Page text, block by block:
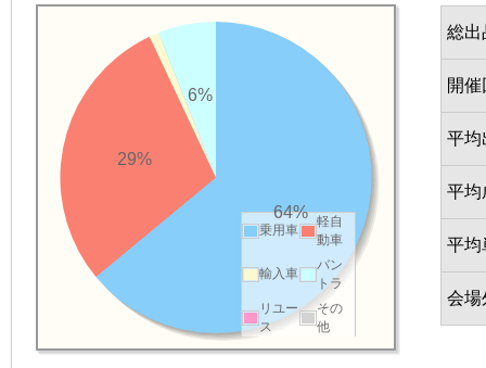
乗用車
軽自
動車
輸入車
バン
トラ
リユー
ス
その
他
64%
29%
6%
総出
開
平均
平均
平均
会場